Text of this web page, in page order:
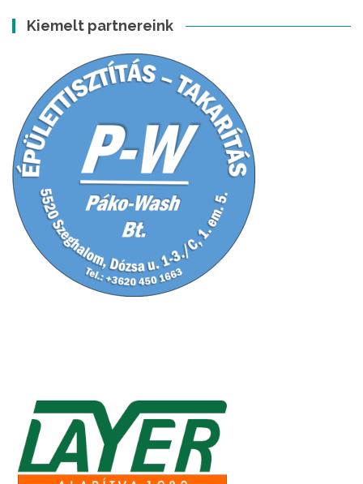
Kiemelt partnereink